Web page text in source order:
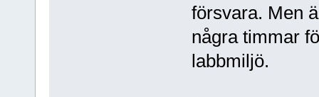
försvara. Men
några timmar
labbmiljö.